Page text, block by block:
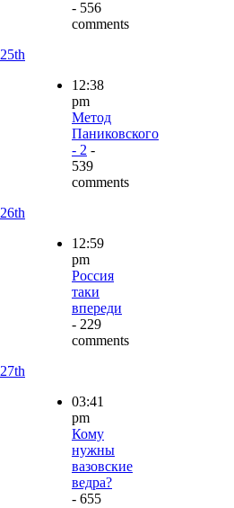
- 556
comments
25th
12:38
pm
Метод
Паниковского
- 2 -
539
comments
26th
12:59
pm
Россия
таки
впереди
- 229
comments
27th
03:41
pm
Кому
нужны
вазовские
ведра?
- 655